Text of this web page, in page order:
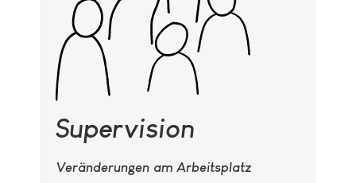
Supervision
Veränderungen am Arbeitsplatz